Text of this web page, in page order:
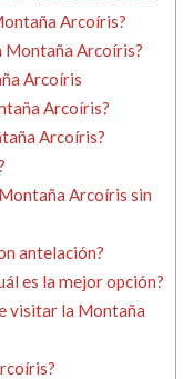
Arcoíris?
Montaña Arcoíris?
Arcoíris
Arcoíris?
Arcoíris?
Arcoíris sin
antelación?
es la mejor opción?
visitar la Montaña